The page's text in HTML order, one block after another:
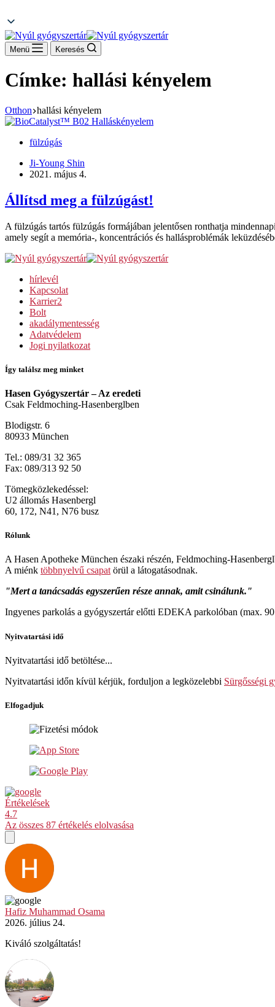
Menü Keresés
Címke: hallási kényelem
Otthon hallási kényelem
fülzúgás
Ji-Young Shin
2021. május 4.
Állítsd meg a fülzúgást!
A fülzúgás tartós fülzúgás formájában jelentősen ronthatja
amely segít a memória-, koncentrációs és hallásproblémák
hírlevél
Kapcsolat
Karrier2
Bolt
akadálymentesség
Adatvédelem
Jogi nyilatkozat
Így találsz meg minket
Hasen Gyógyszertár – Az eredeti
Csak Feldmoching-Hasenberglben
Blodigstr. 6
80933 München
Tel.: 089/31 32 365
Fax: 089/313 92 50
Tömegközlekedéssel:
U2 állomás Hasenbergl
60, 172, N41, N76 busz
Rólunk
A Hasen Apotheke München északi részén, Feldmoching-
A miénk többnyelvű csapat örül a látogatásodnak.
Mert a tanácsadás egyszerűen része annak, amit csinálunk.
Ingyenes parkolás a gyógyszertár előtti EDEKA parkolóban (max.
Nyitvatartási idő
Nyitvatartási idő betöltése...
Nyitvatartási időn kívül kérjük, forduljon a legközelebbi Sürgősségi
Elfogadjuk
Értékelések
4.7
Az összes 87 értékelés elolvasása
Hafiz Muhammad Osama
2026. július 24.
Kiváló szolgáltatás!